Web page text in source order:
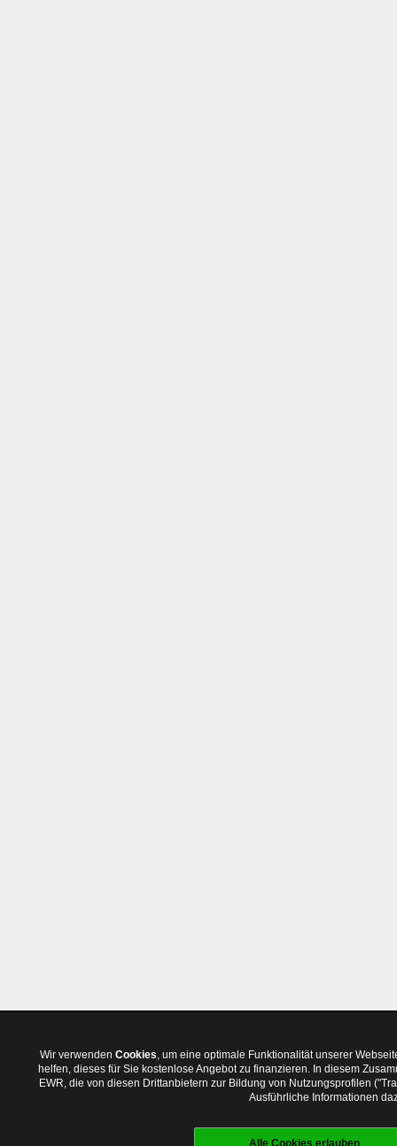
Wir verwenden Cookies, um eine optimale Funktionalität unserer
helfen, dieses für Sie kostenlose Angebot zu finanzieren. In diesem
EWR, die von diesen Drittanbietern zur Bildung von Nutzungsprofilen
Ausführliche Informationen
Alle Cookies erlauben